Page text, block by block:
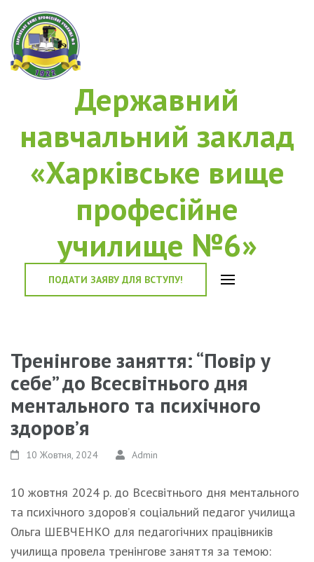
Державний
навчальний заклад
«Харківське вище
професійне
училище №6»
ПОДАТИ ЗАЯВУ ДЛЯ ВСТУПУ!
Тренінгове заняття: “Повір у
себе” до Всесвітнього дня
ментального та психічного
здоров’я
10 Жовтня, 2024 Admin
10 жовтня 2024 р. до Всесвітнього дня ментального
та психічного здоров’я соціальний педагог училища
Ольга ШЕВЧЕНКО для педагогічних працівників
училища провела тренінгове заняття за темою: